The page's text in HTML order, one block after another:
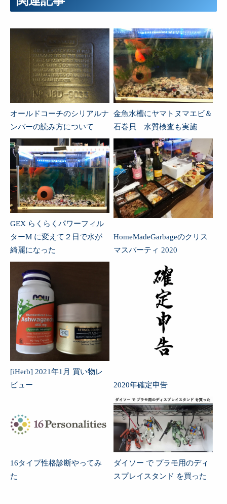
オールドコーチのシリアルナ
ンバーの読み方について
金魚水槽にヤマトヌマエビ＆
石巻貝 水質検査も実施
GEX らくらくパワーフィル
ターM に変えて２日で水が
綺麗になった
HomeMadeGarbageのクリス
マスパーティ 2020
[iHerb] 2021年1月 買い物レ
ビュー
2020年確定申告
16タイプ性格診断やってみ
た
ダイソー で プラモ用のディ
スプレイスタンド を買った